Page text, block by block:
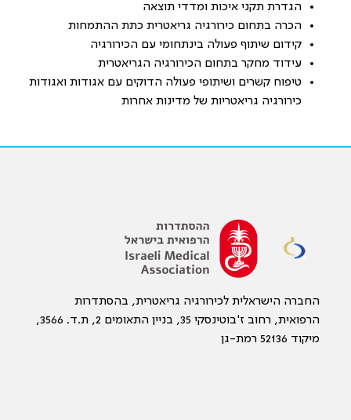
הגדרת תקני איכות ומדדי תוצאה
הכרה בתחום כירורגיה גריאטרית כתת ההתמחות
קידום שיתוף פעולה בינתחומי עם הכירורגיה
עידוד מחקר בתחום הכירורגיה הגריאטרית
טיפוח קשרים ושיתופי פעולה הדוקים עם אגודות ואגודות
כירורגיה גריאטריות של מדינות אחרות
החברה הישראלית לכירורגיה גריאטרית, בהסתדרות
הרפואית, רחוב ז'בוטינסקי 35, בניין התאומים 2, ת.ד. 3566,
מיקוד 52136 רמת-גן